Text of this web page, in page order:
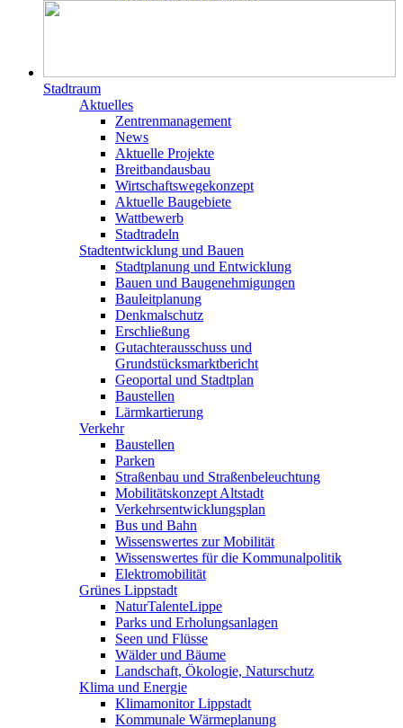
Stadtraum
Aktuelles
Zentrenmanagement
News
Aktuelle Projekte
Breitbandausbau
Wirtschaftswegekonzept
Aktuelle Baugebiete
Wattbewerb
Stadtradeln
Stadtentwicklung und Bauen
Stadtplanung und Entwicklung
Bauen und Baugenehmigungen
Bauleitplanung
Denkmalschutz
Erschließung
Gutachterausschuss und
Grundstücksmarktbericht
Geoportal und Stadtplan
Baustellen
Lärmkartierung
Verkehr
Baustellen
Parken
Straßenbau und Straßenbeleuchtung
Mobilitätskonzept Altstadt
Verkehrsentwicklungsplan
Bus und Bahn
Wissenswertes zur Mobilität
Wissenswertes für die Kommunalpolitik
Elektromobilität
Grünes Lippstadt
NaturTalenteLippe
Parks und Erholungsanlagen
Seen und Flüsse
Wälder und Bäume
Landschaft, Ökologie, Naturschutz
Klima und Energie
Klimamonitor Lippstadt
Kommunale Wärmeplanung